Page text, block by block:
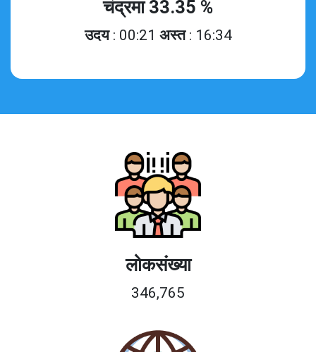
चंद्रमा 33.35 %
उदय : 00:21 अस्त : 16:34
लोकसंख्या
346,765